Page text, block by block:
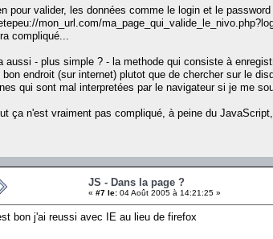
pour valider, les données comme le login et le
mon_url.com/
compliqué...
a aussi - plus simple ? - la methode qui consiste à
bon endroit (sur internet) plutot que de chercher sur le
qui sont mal interpretées par le navigateur si je me
ça n'est vraiment pas compliqué, à peine du
JS - Dans la page ?
« #7 le: 04 Août 2005 à 14:21:25 »
bon j'ai reussi avec IE au lieu de firefox